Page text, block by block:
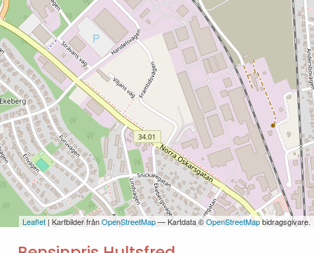
Leaflet | Kartbilder frånOpenStreetMap— Kartdata ©OpenStreetMapbidragsgivare.